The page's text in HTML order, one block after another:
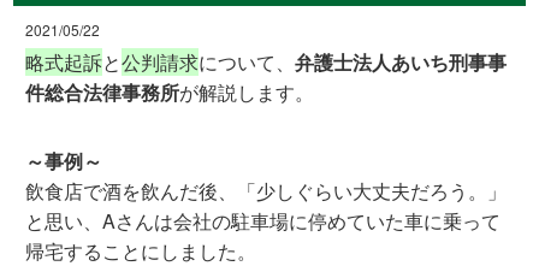
2021/05/22
略式起訴と公判請求について、弁護士法人あいち刑事事
件総合法律事務所が解説します。
～事例～
飲食店で酒を飲んだ後、「少しぐらい大丈夫だろう。」
と思い、Aさんは会社の駐車場に停めていた車に乗って
帰宅することにしました。